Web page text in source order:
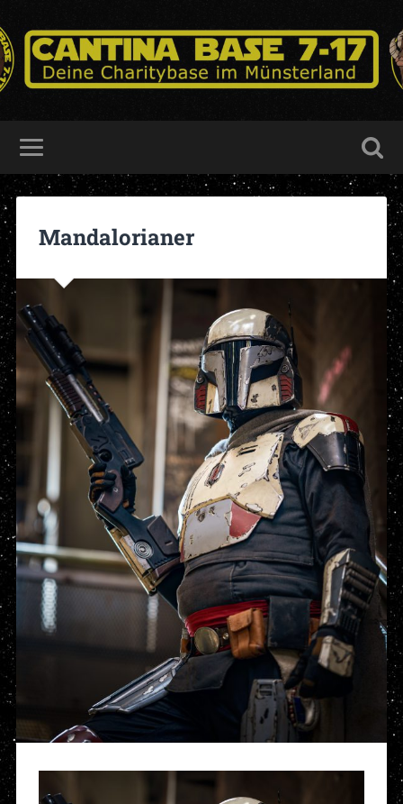
Mandalorianer